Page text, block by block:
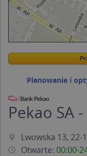
Wstaw tę mapkę na
Planowanie i
Pekao SA
Lwowska 13, 22-
Otwarte: 00:00-